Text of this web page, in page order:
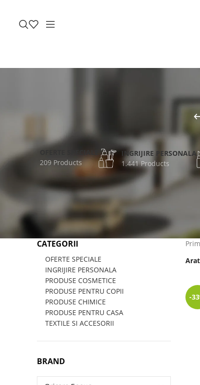
OFERTE SPECIALE
209 Products
INGRIJIRE PERSONALA
1.441 Products
CATEGORII
OFERTE SPECIALE
INGRIJIRE PERSONALA
PRODUSE COSMETICE
PRODUSE PENTRU COPII
PRODUSE CHIMICE
PRODUSE PENTRU CASA
TEXTILE SI ACCESORII
BRAND
-